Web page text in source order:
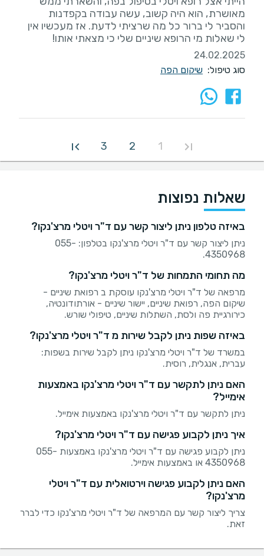
מאושרת, הוא היה קשוב, עשה עבודה בקפדנות
והסביר לי ברור כל מה שרציתי לדעת. אז מעכשיו אין
לי שאלות מי הרופא שיניים שלי כי מצאתי אותו!
24.02.2025
סוג טיפול: שיקום הפה
1
2
3
שאלות נפוצות
באיזה טלפון ניתן ליצור קשר עם ד"ר ויטלי מרצ'נקו?
ניתן ליצור קשר עם ד"ר ויטלי מרצ'נקו בטלפון: 055-
4350968.
מה תחומי התמחות של ד"ר ויטלי מרצ'נקו?
מרפאה של ד"ר ויטלי מרצ'נקו עוסקת ב רפואת שיניים -
שיקום הפה, רפואת שיניים, יישור שיניים - אורתודונטיה,
כירורגיית פה ולסת, השתלות שיניים, טיפולי שורש.
באיזה שפות ניתן לקבל שירות מ ד"ר ויטלי מרצ'נקו?
במשרד של ד"ר ויטלי מרצ'נקו ניתן לקבל שירות בשפות:
עברית, אנגלית, רוסית.
האם ניתן לתקשר עם ד"ר ויטלי מרצ'נקו באמצעות
אימייל?
ניתן לתקשר עם ד"ר ויטלי מרצ'נקו באמצעות אימייל.
איך ניתן לקבוע פגישה עם ד"ר ויטלי מרצ'נקו?
ניתן לקבוע פגישה עם ד"ר ויטלי מרצ'נקו באמצעות 055-
4350968 או באמצעות אימייל.
האם ניתן לקבוע פגישה וירטואלית עם ד"ר ויטלי
מרצ'נקו?
צריך ליצור קשר עם המרפאה של ד"ר ויטלי מרצ'נקו כדי לברר
זאת.